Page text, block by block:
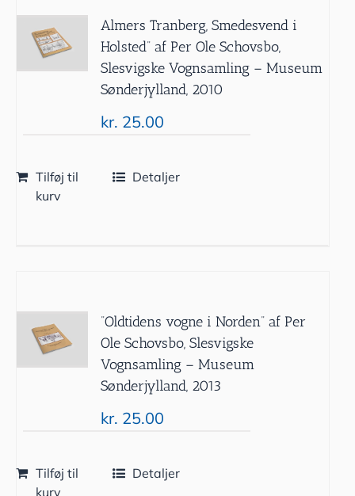
Almers Tranberg, Smedesvend i
Holsted” af Per Ole Schovsbo,
Slesvigske Vognsamling – Museum
Sønderjylland, 2010
kr. 25.00
Tilføj til
kurv
Detaljer
”Oldtidens vogne i Norden” af Per
Ole Schovsbo, Slesvigske
Vognsamling – Museum
Sønderjylland, 2013
kr. 25.00
Tilføj til
kurv
Detaljer